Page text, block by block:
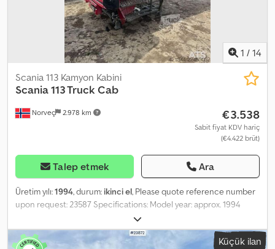
1 / 14
Norveç 2.978 km
Scania 113 Kamyon Kabini
Scania113 Truck Cab
€3.538
Sabit fiyat KDV hariç
(€4.422 brüt)
Talep etmek Ara
Üretim yılı:1994, durum: ikinci el, Please quote reference number
upon request: 23587 Specifications: Model year: approx. 1994
Ready for delivery Own weight: 123 Model: 113 Hytte = Further
information = Intended use: Freight transport Contact ATS
Norway for further information. Dedezqk Epepfx AdhewaKüçük ilan